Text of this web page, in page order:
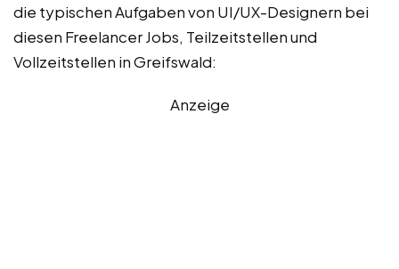
die typischen Aufgaben von UI/UX-Designern bei
diesen Freelancer Jobs, Teilzeitstellen und
Vollzeitstellen in Greifswald:
Anzeige